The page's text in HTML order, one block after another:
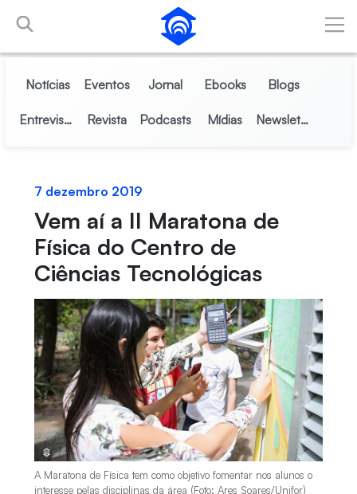
Pular para o Conteúdo principal
Notícias Eventos Jornal Ebooks Blogs
Entrevistas Revista Podcasts Mídias Newsletter
7 dezembro 2019
Vem aí a II Maratona de
Física do Centro de
Ciências Tecnológicas
A Maratona de Física tem como objetivo fomentar nos alunos o
interesse pelas disciplinas da área (Foto: Ares Soares/Unifor)